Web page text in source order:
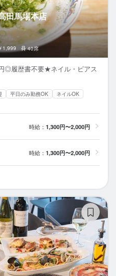
田馬場本店
1,999 40席
◎履歴書不要★ネイル・ピアス
平日のみ勤務OK
ネイルOK
時給： 1,300円〜2,000円
時給： 1,300円〜2,000円